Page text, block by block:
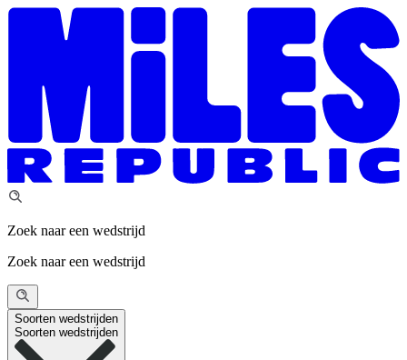
Zoek naar een wedstrijd
Zoek naar een wedstrijd
Soorten wedstrijden
Soorten wedstrijden